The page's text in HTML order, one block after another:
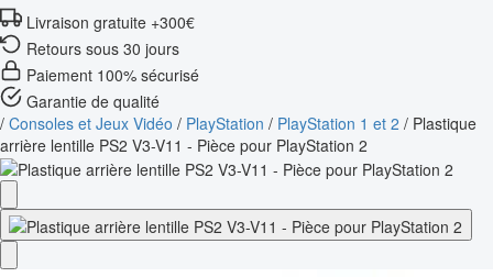
Livraison gratuite +300€
Retours sous 30 jours
Paiement 100% sécurisé
Garantie de qualité
/ Consoles et Jeux Vidéo / PlayStation / PlayStation 1 et 2 / Plastique
arrière lentille PS2 V3-V11 - Pièce pour PlayStation 2